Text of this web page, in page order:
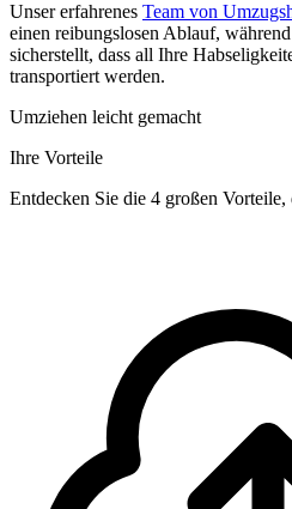
Unser erfahrenes Team von
einen reibungslosen Ablauf,
sicherstellt, dass all Ihre
transportiert werden.
Umziehen leicht gemacht
Ihre Vorteile
Entdecken Sie die 4 großen